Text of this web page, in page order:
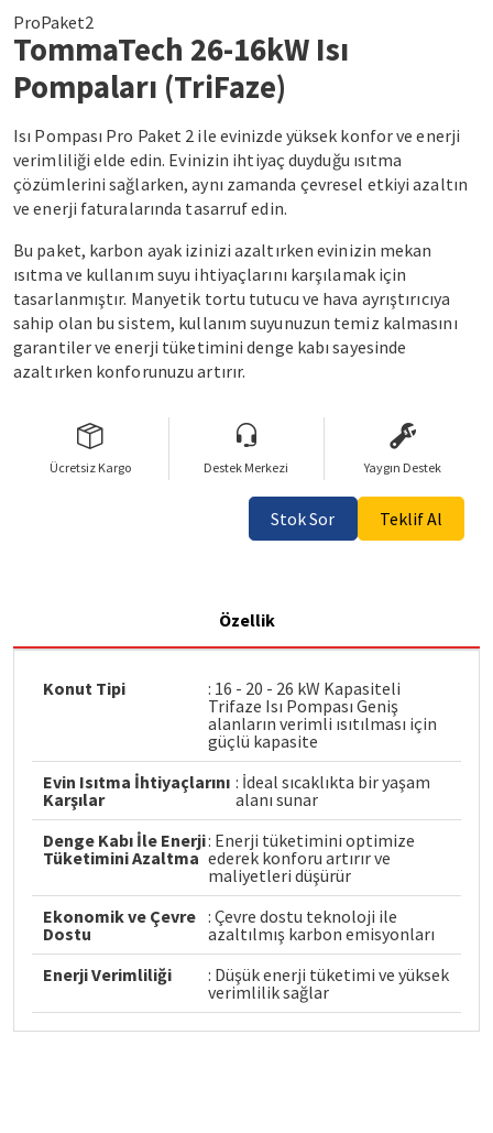
ProPaket2
TommaTech 26-16kW Isı
Pompaları (TriFaze)
Isı Pompası Pro Paket 2 ile evinizde yüksek konfor ve enerji
verimliliği elde edin. Evinizin ihtiyaç duyduğu ısıtma
çözümlerini sağlarken, aynı zamanda çevresel etkiyi azaltın
ve enerji faturalarında tasarruf edin.
Bu paket, karbon ayak izinizi azaltırken evinizin mekan
ısıtma ve kullanım suyu ihtiyaçlarını karşılamak için
tasarlanmıştır. Manyetik tortu tutucu ve hava ayrıştırıcıya
sahip olan bu sistem, kullanım suyunuzun temiz kalmasını
garantiler ve enerji tüketimini denge kabı sayesinde
azaltırken konforunuzu artırır.
Ücretsiz Kargo Destek Merkezi Yaygın Destek
Stok Sor Teklif Al
Özellik
Konut Tipi
: 16 - 20 - 26 kW Kapasiteli
Trifaze Isı Pompası Geniş
alanların verimli ısıtılması için
güçlü kapasite
Evin Isıtma İhtiyaçlarını
Karşılar
: İdeal sıcaklıkta bir yaşam
alanı sunar
Denge Kabı İle Enerji
Tüketimini Azaltma
: Enerji tüketimini optimize
ederek konforu artırır ve
maliyetleri düşürür
Ekonomik ve Çevre
Dostu
: Çevre dostu teknoloji ile
azaltılmış karbon emisyonları
Enerji Verimliliği
: Düşük enerji tüketimi ve yüksek
verimlilik sağlar